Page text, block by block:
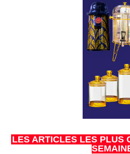
LES ARTICLES LES PLUS